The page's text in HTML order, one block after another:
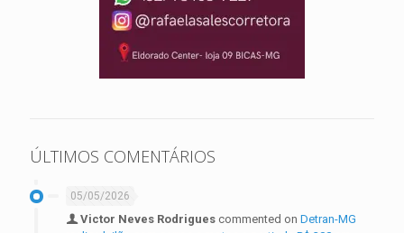
ÚLTIMOS COMENTÁRIOS
05/05/2026
Victor Neves Rodrigues commented on Detran-MG